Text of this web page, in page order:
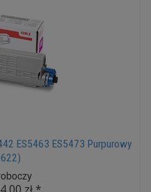
ES5463 ES5473 Purpurowy